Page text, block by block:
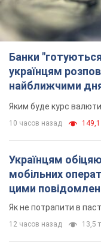
Поєдинок
6.08.2026 20:48 5,8 т.
TOP NEWS